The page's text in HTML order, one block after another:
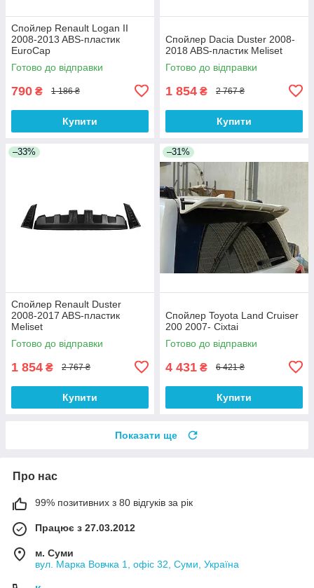
Спойлер Renault Logan II
2008-2013 ABS-пластик
EuroCap
Готово до відправки
790 ₴ 1 186 ₴
Купити
Спойлер Dacia Duster 2008-
2018 ABS-пластик Meliset
Готово до відправки
1 854 ₴ 2 767 ₴
Купити
–33%
Спойлер Renault Duster
2008-2017 ABS-пластик
Meliset
Готово до відправки
1 854 ₴ 2 767 ₴
Купити
–31%
Спойлер Toyota Land Cruiser
200 2007- Cixtai
Готово до відправки
4 431 ₴ 6 421 ₴
Купити
Показати ще
Про нас
99% позитивних з 80 відгуків за рік
Працює з 27.03.2012
м. Суми
вул. Марка Вовчка 1, офіс 32, Суми, Україна